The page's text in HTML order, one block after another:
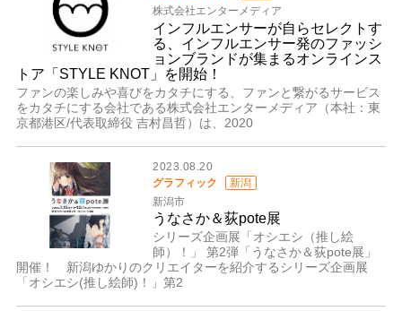
株式会社エンターメディア
インフルエンサーが自らセレクトす
る、インフルエンサー発のファッシ
ョンブランドが集まるオンラインス
トア「STYLE KNOT」を開始！
ファンの楽しみや喜びをカタチにする、ファンと繋がるサービス
をカタチにする会社である株式会社エンターメディア（本社：東
京都港区/代表取締役 吉村昌哲）は、2020
2023.08.20
グラフィック
新潟
新潟市
うなさか＆荻pote展
シリーズ企画展「オシエシ（推し絵
師）！」 第2弾「うなさか＆荻pote展」
開催！ 新潟ゆかりのクリエイターを紹介するシリーズ企画展
「オシエシ(推し絵師)！」第2